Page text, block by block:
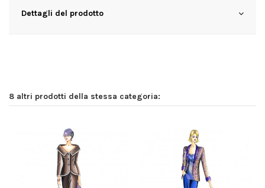
Dettagli del prodotto
8 altri prodotti della stessa categoria: